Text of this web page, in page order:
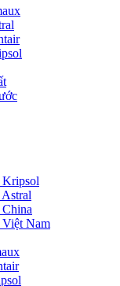
Kripsol
Nam